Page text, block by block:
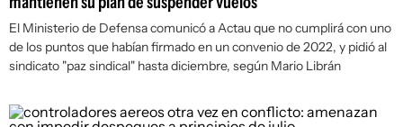
El Ministerio de Defensa comunicó a Actau que no cumplirá con uno
de los puntos que habían firmado en un convenio de 2022, y pidió al
sindicato "paz sindical" hasta diciembre, según Mario Librán